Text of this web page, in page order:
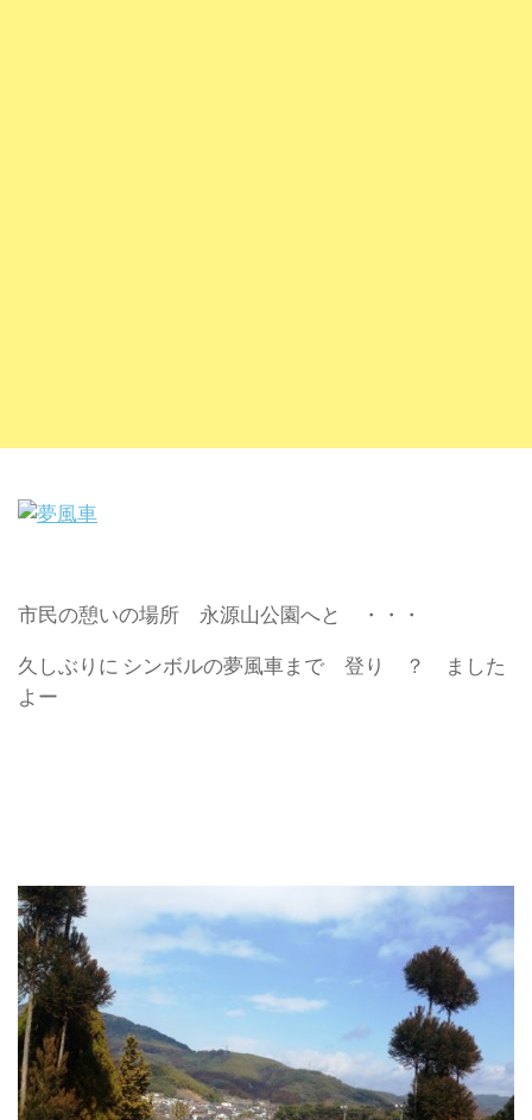
市民の憩いの場所 永源山公園へと ・・・
久しぶりに シンボルの夢風車まで 登り ？ ました
よー